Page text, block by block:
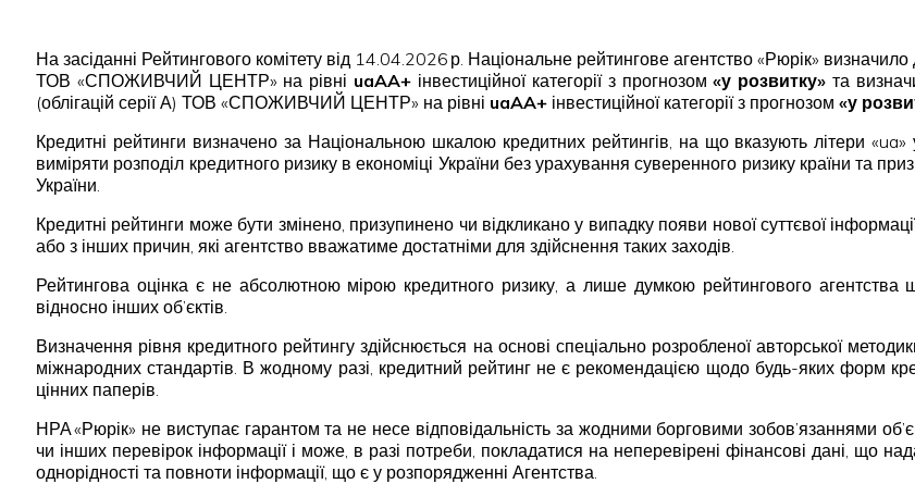
На засіданні Рейтингового комітету від 14.04.2026 р. Національне рейтингове агентство «Рюрік»
ТОВ «СПОЖИВЧИЙ ЦЕНТР» на рівні uaAA+ інвестиційної категорії з прогнозом«у розвитку» та
(облігацій серії А) ТОВ «СПОЖИВЧИЙ ЦЕНТР» на рівні uaAA+ інвестиційної категорії з прогнозом «у
Кредитні рейтинги визначено за Національною шкалою кредитних рейтингів, на що вказують літери
виміряти розподіл кредитного ризику в економіці України без урахування суверенного ризику країни та
України.
Кредитні рейтинги може бути змінено, призупинено чи відкликано у випадку появи нової суттєвої
або з інших причин, які агентство вважатиме достатніми для здійснення таких заходів.
Рейтингова оцінка є не абсолютною мірою кредитного ризику, а лише думкою рейтингового агентства
відносно інших об’єктів.
Визначення рівня кредитного рейтингу здійснюється на основі спеціально розробленої авторської
міжнародних стандартів. В жодному разі, кредитний рейтинг не є рекомендацією щодо будь-яких форм
цінних паперів.
НРА «Рюрік» не виступає гарантом та не несе відповідальність за жодними борговими зобов’язаннями
чи інших перевірок інформації і може, в разі потреби, покладатися на неперевірені фінансові дані, що
однорідності та повноти інформації, що є у розпорядженні Агентства.